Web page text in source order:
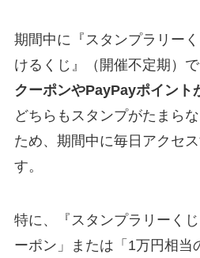
期間中に『スタンプラリー
けるくじ』（開催不定期）
クーポンやPayPayポイント
どちらもスタンプがたまら
ため、期間中に毎日アクセ
す。
特に、『スタンプラリーく
ーポン」または「1万円相当